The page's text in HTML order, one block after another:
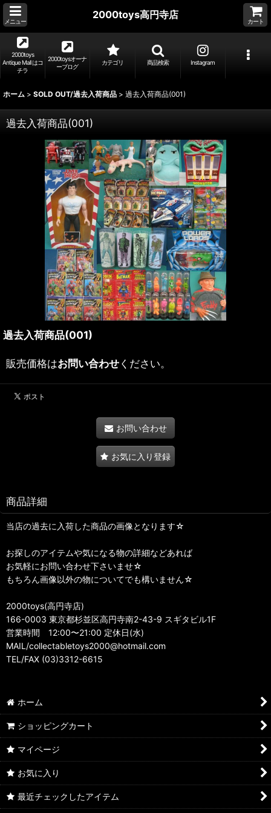
メニュー
2000toys高円寺店
カート
2000toys
Antique Mall はコ
チラ
2000toysオーナ
ーブログ
カテゴリ 商品検索 Instagram
ホーム > SOLD OUT/過去入荷商品 > 過去入荷商品(001)
過去入荷商品(001)
過去入荷商品(001)
販売価格はお問い合わせください。
お問い合わせ
お気に入り登録
商品詳細
当店の過去に入荷した商品の画像となります☆
お探しのアイテムや気になる物の詳細などあれば
お気軽にお問い合わせ下さいませ☆
もちろん画像以外の物についてでも構いません☆
2000toys(高円寺店)
166-0003 東京都杉並区高円寺南2-43-9 スギタビル1F
営業時間 12:00〜21:00 定休日(水)
MAIL/collectabletoys2000@hotmail.com
TEL/FAX (03)3312-6615
ホーム
ショッピングカート
マイページ
お気に入り
最近チェックしたアイテム